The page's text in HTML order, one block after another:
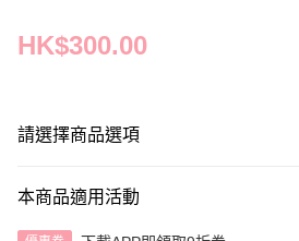
HK$300.00
請選擇商品選項
本商品適用活動